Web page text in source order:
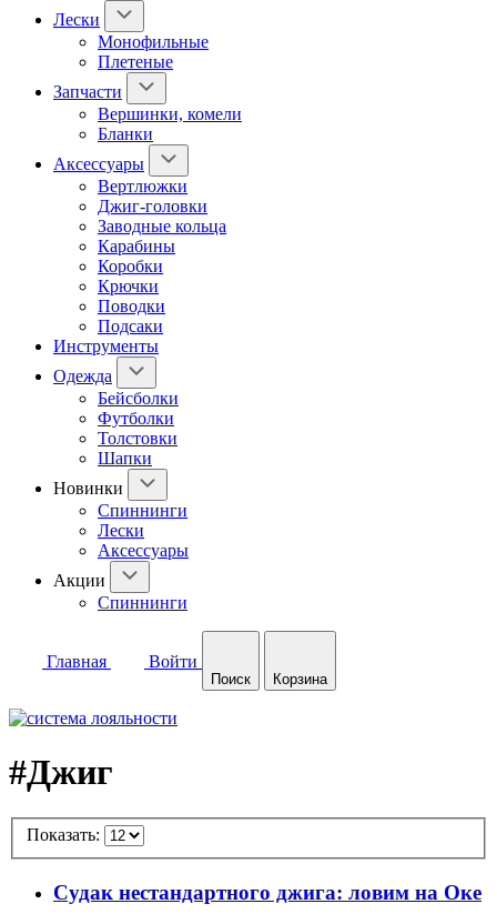
Лески
Монофильные
Плетеные
Запчасти
Вершинки, комели
Бланки
Аксессуары
Вертлюжки
Джиг-головки
Заводные кольца
Карабины
Коробки
Крючки
Поводки
Подсаки
Инструменты
Одежда
Бейсболки
Футболки
Толстовки
Шапки
Новинки
Спиннинги
Лески
Аксессуары
Акции
Спиннинги
Главная Войти
Поиск Корзина
#Джиг
Показать:
Cудак нестандартного джига: ловим на Оке